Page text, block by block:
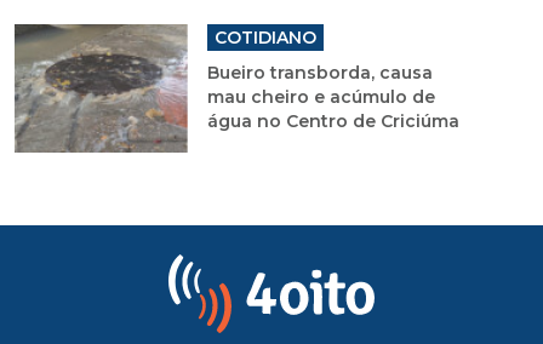
COTIDIANO
Bueiro transborda, causa
mau cheiro e acúmulo de
água no Centro de Criciúma